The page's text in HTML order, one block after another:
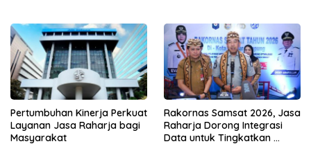
Pertumbuhan Kinerja Perkuat
Layanan Jasa Raharja bagi
Masyarakat
Rakornas Samsat 2026, Jasa
Raharja Dorong Integrasi
Data untuk Tingkatkan